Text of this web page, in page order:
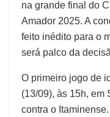
na grande final do
Amador 2025. A
feito inédito para o
será palco da
O primeiro jogo de
(13/09), às 15h, em
contra o